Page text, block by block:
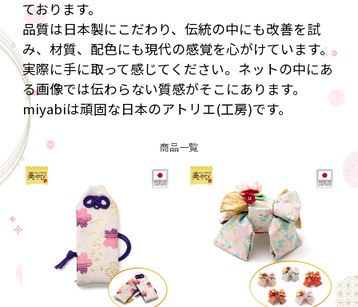
ております。
品質は日本製にこだわり、伝統の中にも改善を試
み、材質、配色にも現代の感覚を心がけています。
実際に手に取って感じてください。ネットの中にあ
る画像では伝わらない質感がそこにあります。
miyabiは頑固な日本のアトリエ(工房)です。
商品一覧